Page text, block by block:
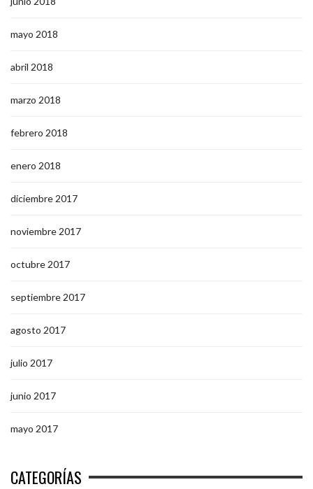
mayo 2018
abril 2018
marzo 2018
febrero 2018
enero 2018
diciembre 2017
noviembre 2017
octubre 2017
septiembre 2017
agosto 2017
julio 2017
junio 2017
mayo 2017
CATEGORÍAS